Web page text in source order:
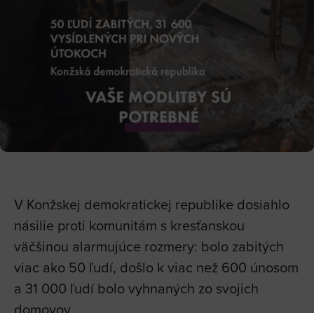
V Konžskej demokratickej republike dosiahlo
násilie proti komunitám s kresťanskou
väčšinou alarmujúce rozmery: bolo zabitých
viac ako 50 ľudí, došlo k viac než 600 únosom
a 31 000 ľudí bolo vyhnaných zo svojich